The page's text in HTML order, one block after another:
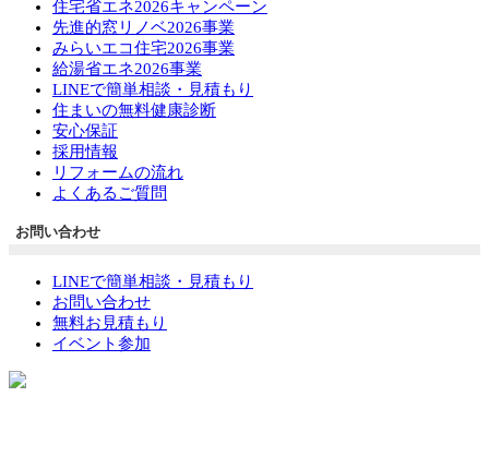
住宅省エネ2026キャンペーン
先進的窓リノベ2026事業
みらいエコ住宅2026事業
給湯省エネ2026事業
LINEで簡単相談・見積もり
住まいの無料健康診断
安心保証
採用情報
リフォームの流れ
よくあるご質問
お問い合わせ
LINEで簡単相談・見積もり
お問い合わせ
無料お見積もり
イベント参加